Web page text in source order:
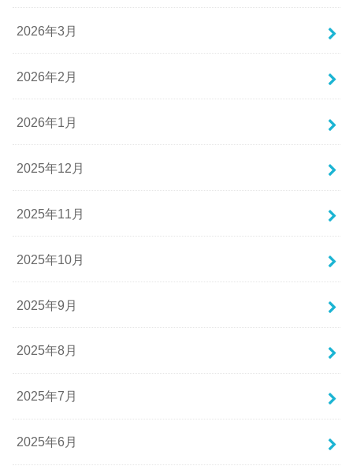
2026年3月
2026年2月
2026年1月
2025年12月
2025年11月
2025年10月
2025年9月
2025年8月
2025年7月
2025年6月